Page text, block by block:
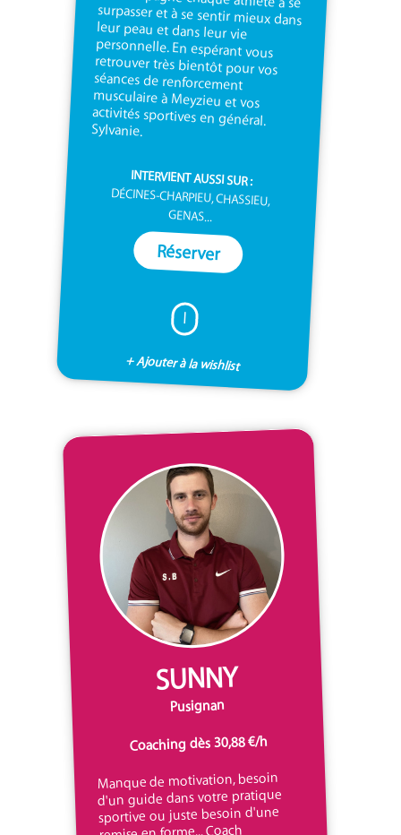
Sylvanie.
INTERVIENT AUSSI SUR :
DÉCINES-CHARPIEU, CHASSIEU,
GENAS...
Réserver
I
+ Ajouter à la wishlist
SUNNY
Pusignan
Coaching dès 30,88 €/h
Manque de motivation, besoin
d'un guide dans votre pratique
sportive ou juste besoin d'une